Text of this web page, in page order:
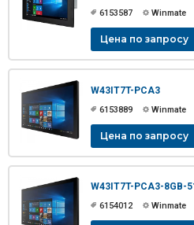
6153587 Winmate
Цена по запросу
W43IT7T-PCA3
6153889 Winmate
Цена по запросу
W43IT7T-PCA3-8GB-
6154012 Winmate